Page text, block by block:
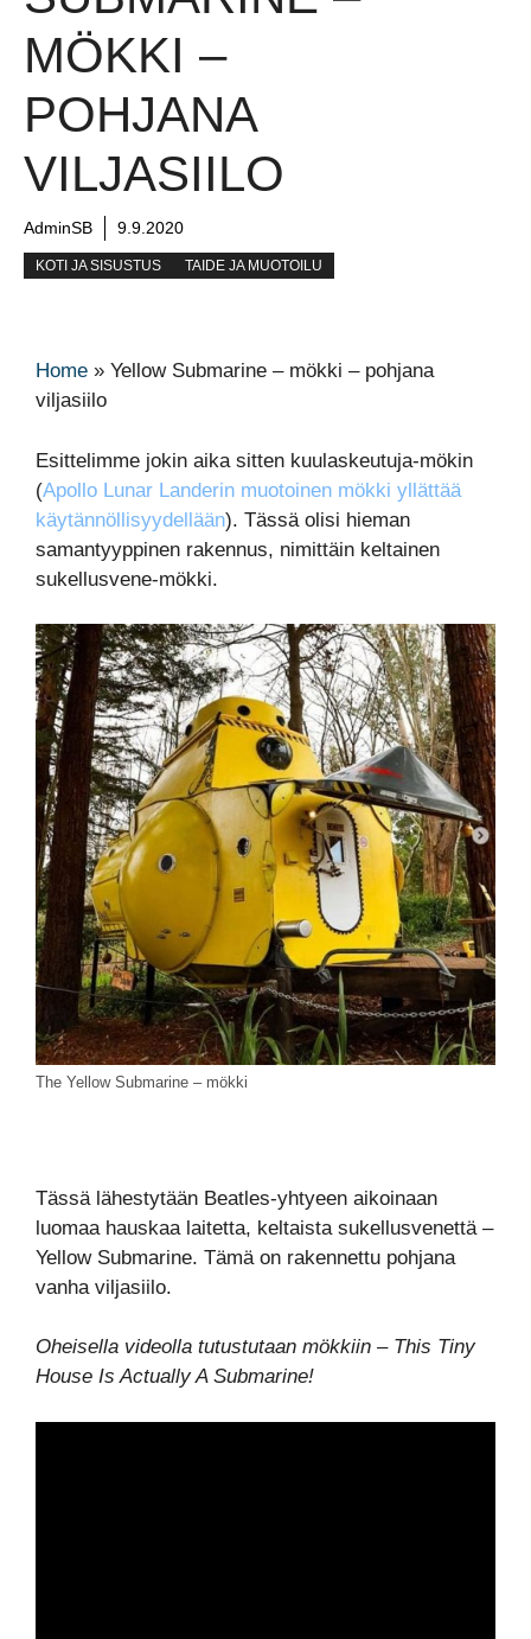
MÖKKI –
POHJANA
VILJASIILO
AdminSB 9.9.2020
KOTI JA SISUSTUS TAIDE JA MUOTOILU
Home » Yellow Submarine – mökki – pohjana
viljasiilo
Esittelimme jokin aika sitten kuulaskeutuja-mökin
(Apollo Lunar Landerin muotoinen mökki yllättää
käytännöllisyydellään). Tässä olisi hieman
samantyyppinen rakennus, nimittäin keltainen
sukellusvene-mökki.
The Yellow Submarine – mökki
Tässä lähestytään Beatles-yhtyeen aikoinaan
luomaa hauskaa laitetta, keltaista sukellusvenettä –
Yellow Submarine. Tämä on rakennettu pohjana
vanha viljasiilo.
Oheisella videolla tutustutaan mökkiin – This Tiny
House Is Actually A Submarine!